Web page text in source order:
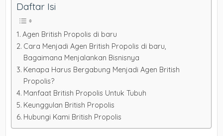
Daftar Isi
Agen British Propolis di baru
Cara Menjadi Agen British Propolis di baru,
Bagaimana Menjalankan Bisnisnya
Kenapa Harus Bergabung Menjadi Agen British
Propolis?
Manfaat British Propolis Untuk Tubuh
Keunggulan British Propolis
Hubungi Kami British Propolis